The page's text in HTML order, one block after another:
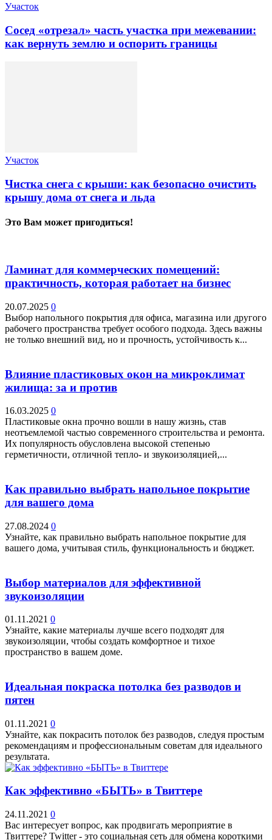
Участок
Сосед «отрезал» часть участка при межевании:
как вернуть землю и оспорить границы
Участок
Чистка снега с крыши: как безопасно очистить
крышу дома от снега и льда
Это Вам может пригодиться!
Ламинат для коммерческих помещений:
практичность, которая работает на бизнес
20.07.2025 0
Выбор напольного покрытия для офиса, магазина или другого
рабочего пространства требует особого подхода. Здесь важны
не только внешний вид, но и прочность, устойчивость к...
Влияние пластиковых окон на микроклимат
жилища: за и против
16.03.2025 0
Пластиковые окна прочно вошли в нашу жизнь, став
неотъемлемой частью современного строительства и ремонта.
Их популярность обусловлена высокой степенью
герметичности, отличной тепло- и звукоизоляцией,...
Как правильно выбрать напольное покрытие
для вашего дома
27.08.2024 0
Узнайте, как правильно выбрать напольное покрытие для
вашего дома, учитывая стиль, функциональность и бюджет.
Выбор материалов для эффективной
звукоизоляции
01.11.2021 0
Узнайте, какие материалы лучше всего подходят для
звукоизоляции, чтобы создать комфортное и тихое
пространство в вашем доме.
Идеальная покраска потолка без разводов и
пятен
01.11.2021 0
Узнайте, как покрасить потолок без разводов, следуя простым
рекомендациям и профессиональным советам для идеального
результата.
Как эффективно «БЫТЬ» в Твиттере
24.11.2021 0
Вас интересует вопрос, как продвигать мероприятие в
Твиттере? Twitter - это социальная сеть для обмена короткими